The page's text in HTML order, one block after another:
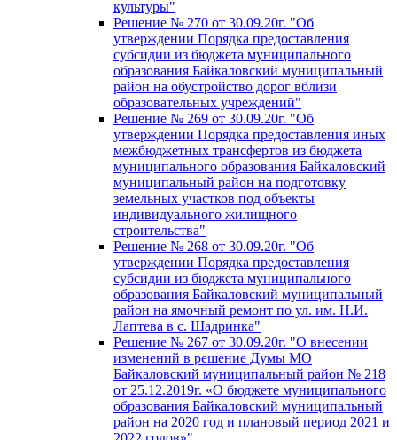
культуры"
Решение № 270 от 30.09.20г. "Об
утверждении Порядка предоставления
субсидии из бюджета муниципального
образования Байкаловский муниципальный
район на обустройство дорог вблизи
образовательных учреждений"
Решение № 269 от 30.09.20г. "Об
утверждении Порядка предоставления иных
межбюджетных трансфертов из бюджета
муниципального образования Байкаловский
муниципальный район на подготовку
земельных участков под объекты
индивидуального жилищного
строительства"
Решение № 268 от 30.09.20г. "Об
утверждении Порядка предоставления
субсидии из бюджета муниципального
образования Байкаловский муниципальный
район на ямочный ремонт по ул. им. Н.И.
Лаптева в с. Шадринка"
Решение № 267 от 30.09.20г. "О внесении
изменений в решение Думы МО
Байкаловский муниципальный район № 218
от 25.12.2019г. «О бюджете муниципального
образования Байкаловский муниципальный
район на 2020 год и плановый период 2021 и